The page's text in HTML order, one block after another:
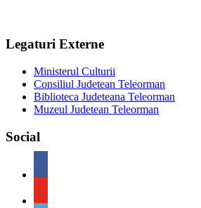
Legaturi Externe
Ministerul Culturii
Consiliul Judetean Teleorman
Biblioteca Judeteana Teleorman
Muzeul Judetean Teleorman
Social